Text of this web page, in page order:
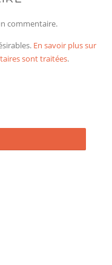
commentaire.
En savoir plus sur
sont traitées.